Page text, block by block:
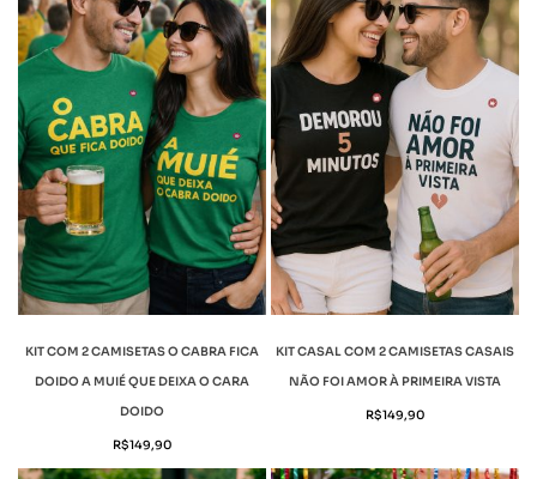
KIT COM 2 CAMISETAS O CABRA FICA
DOIDO A MUIÉ QUE DEIXA O CARA
DOIDO
R$149,90
KIT CASAL COM 2 CAMISETAS CASAIS
NÃO FOI AMOR À PRIMEIRA VISTA
R$149,90